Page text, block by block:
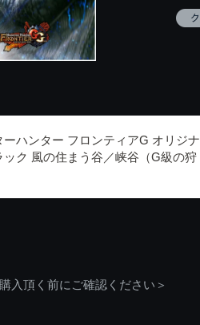
ーハンター フロンティアG オリジナ
ック 風の住まう谷／峡谷（G級の狩
頂く前にご確認ください＞